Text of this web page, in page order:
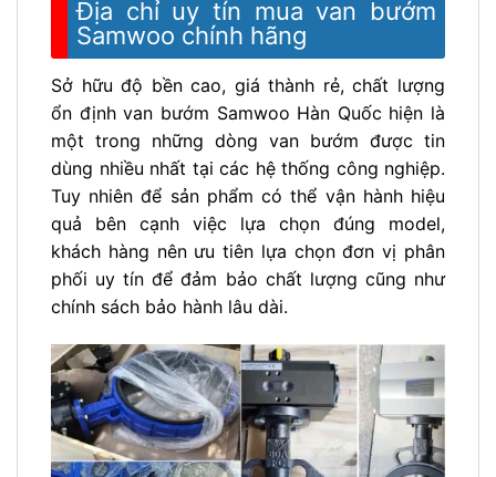
Địa chỉ uy tín mua van bướm
Samwoo chính hãng
Sở hữu độ bền cao, giá thành rẻ, chất lượng
ổn định van bướm Samwoo Hàn Quốc hiện là
một trong những dòng van bướm được tin
dùng nhiều nhất tại các hệ thống công nghiệp.
Tuy nhiên để sản phẩm có thể vận hành hiệu
quả bên cạnh việc lựa chọn đúng model,
khách hàng nên ưu tiên lựa chọn đơn vị phân
phối uy tín để đảm bảo chất lượng cũng như
chính sách bảo hành lâu dài.